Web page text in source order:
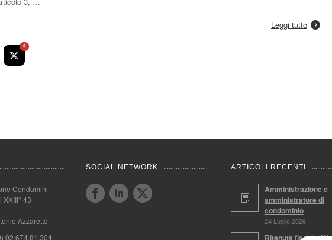
Leggi tutto
0
Condomini
43
Azzaretto
02.674.81.304
SOCIAL NETWORK ARTICOLI RECENTI
Amministrazione e
amministratore di
condominio
24 Luglio 2026
Ritenuta fiscale 4%,